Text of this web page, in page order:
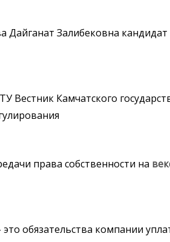
Залибековна кандидат
Вестник Камчатского
права собственности на
это обязательства компании